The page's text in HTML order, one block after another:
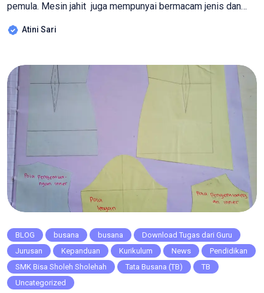
pemula. Mesin jahit juga mempunyai bermacam jenis dan
jahit high speed pada umumnya lebih cocok digunakan oleh
performa yang maksimal dari mesin jahit ini bisa menjadi
tantangan […]
Atini Sari
BLOG busana busana
Download Tugas dari Guru
Jurusan
Kepanduan Kurikulum News
Pendidikan
SMK Bisa Sholeh Sholehah
Tata Busana (TB)
TB
Uncategorized